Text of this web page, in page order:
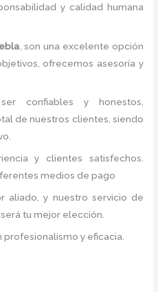
y calidad humana
, son una excelente opción
ofrecemos asesoría y
confiables y honestos,
de nuestros clientes, siendo
y clientes satisfechos.
medios de pago
aliado, y nuestro servicio de
, será tu mejor elección.
y eficacia.